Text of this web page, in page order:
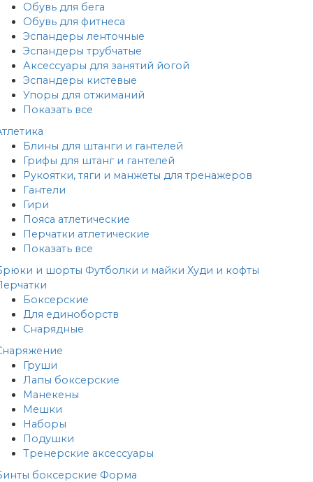
Обувь для бега
Обувь для фитнеса
Эспандеры ленточные
Эспандеры трубчатые
Аксессуары для занятий йогой
Эспандеры кистевые
Упоры для отжиманий
Показать все
Блины для штанги и гантелей
Грифы для штанг и гантелей
Рукоятки, тяги и манжеты для тренажеров
Гантели
Гири
Пояса атлетические
Перчатки атлетические
Показать все
и шорты Футболки и майки Худи и кофты
Боксерские
Для единоборств
Снарядные
Груши
Лапы боксерские
Манекены
Мешки
Наборы
Подушки
Тренерские аксессуары
боксерские Форма